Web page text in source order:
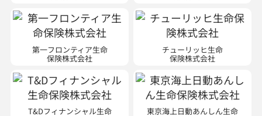
第一フロンティア生命
保険株式会社
チューリッヒ生命
保険株式会社
T&Dフィナンシャル生命 東京海上日動あんしん生命